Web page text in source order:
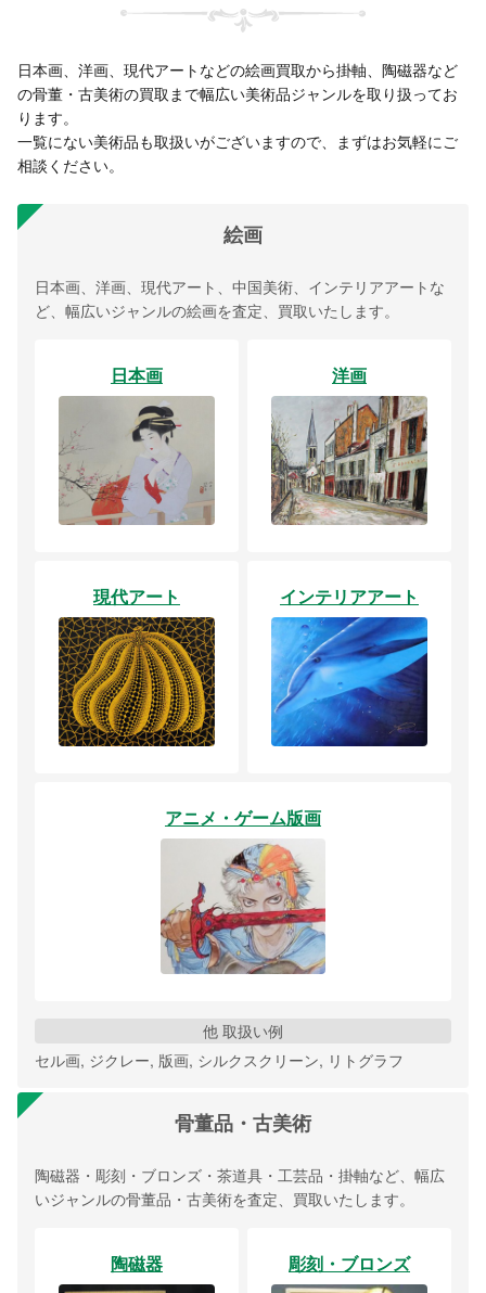
日本画、洋画、現代アートなどの絵画買取から掛軸、陶磁器など
の骨董・古美術の買取まで幅広い美術品ジャンルを取り扱ってお
ります。
一覧にない美術品も取扱いがございますので、まずはお気軽にご
相談ください。
絵画
日本画、洋画、現代アート、中国美術、インテリアアートな
ど、幅広いジャンルの絵画を査定、買取いたします。
日本画 洋画
現代アート インテリアアート
アニメ・ゲーム版画
他 取扱い例
セル画, ジクレー, 版画, シルクスクリーン, リトグラフ
骨董品・古美術
陶磁器・彫刻・ブロンズ・茶道具・工芸品・掛軸など、幅広
いジャンルの骨董品・古美術を査定、買取いたします。
陶磁器 彫刻・ブロンズ